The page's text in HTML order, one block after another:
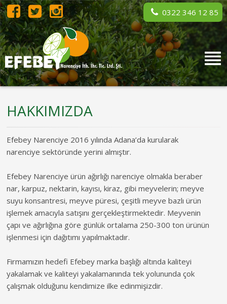
0322 346 12 85
HAKKIMIZDA
Efebey Narenciye 2016 yılında Adana’da kurularak
narenciye sektöründe yerini almıştır.
Efebey Narenciye ürün ağırlığı narenciye olmakla beraber
nar, karpuz, nektarin, kayısı, kiraz, gibi meyvelerin; meyve
suyu konsantresi, meyve püresi, çeşitli meyve bazlı ürün
işlemek amacıyla satışını gerçekleştirmektedir. Meyvenin
çapı ve ağırlığına göre günlük ortalama 250-300 ton ürünün
işlenmesi için dağıtımı yapılmaktadır.
Firmamızın hedefi Efebey marka başlığı altında kaliteyi
yakalamak ve kaliteyi yakalamanında tek yolununda çok
çalışmak olduğunu kendimize ilke edinmişizdir.